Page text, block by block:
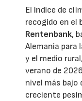
El índice de
recogido en el
Rentenbank,
Alemania para
y el medio
verano de
nivel más bajo
creciente